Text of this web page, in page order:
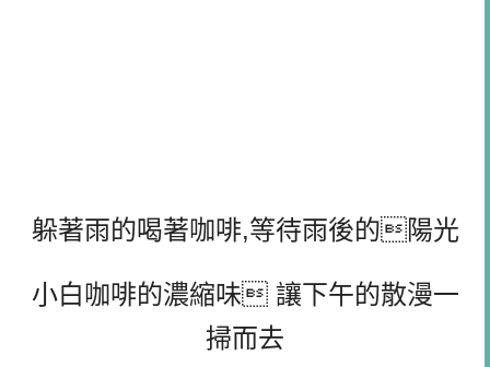
躲著雨的喝著咖啡,等待雨後的陽光
小白咖啡的濃縮味 讓下午的散漫一
掃而去